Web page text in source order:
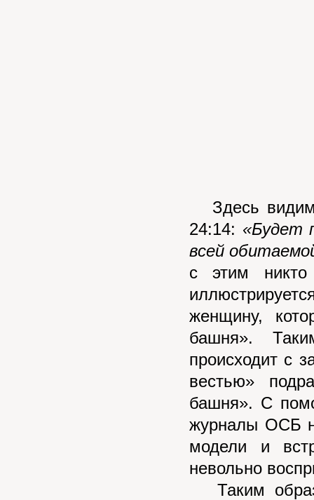
Здесь
24:14: «Будет
всей
с этим
женщину,
башня».
происходит с
вестью»
башня». С
журналы ОСБ
модели и
невольно
Таким